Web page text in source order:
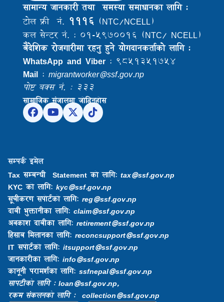
सामान्य जानकारी तथा समस्या समाधानका लागि :
टोल फ्री नं. १११६ (NTC/NCELL)
कल सेन्टर नं. : ०१-५९७००१६ (NTC/ NCELL)
बैदेशिक राेजगारीमा रहनु हुने याेगदानकर्ताकाे लागि :
WhatsApp and Viber : ९८५१३५१७५४
Mail : migrantworker@ssf.gov.np
पोष्ट बक्स नं. : ३३३
सामाजिक संजालमा जोडिनुहोस
सम्पर्क इमेल
Tax सम्बन्धी Statement को लागि: tax@ssf.gov.np
KYC को लागि: kyc@ssf.gov.np
सूचीकरण सपोर्टको लागि: reg@ssf.gov.np
दाबी भुक्तानीका लागि: claim@ssf.gov.np
अवकाश दाबीका लागि: retirement@ssf.gov.np
हिसाब मिलानका लागि: reconcsupport@ssf.gov.np
IT सपोर्टको लागि: itsupport@ssf.gov.np
जानकारीका लागि: info@ssf.gov.np​
कानूनी परामर्शका लागि: ssfnepal@ssf.gov.np​
सापटीको लागि : loan@ssf.gov.np,
रकम संकलनको लागि : collection@ssf.gov.np